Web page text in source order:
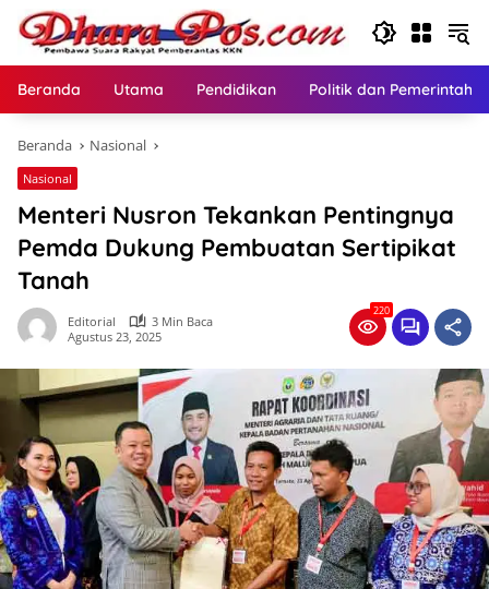
Langsung
konten
Beranda Utama Pendidikan Politik dan
Beranda Nasional
Nasional
Menteri Nusron Tekankan Pentingnya
Pemda Dukung Pembuatan Sertipikat
Tanah
Editorial
3 Min Baca
Agustus 23, 2025
220